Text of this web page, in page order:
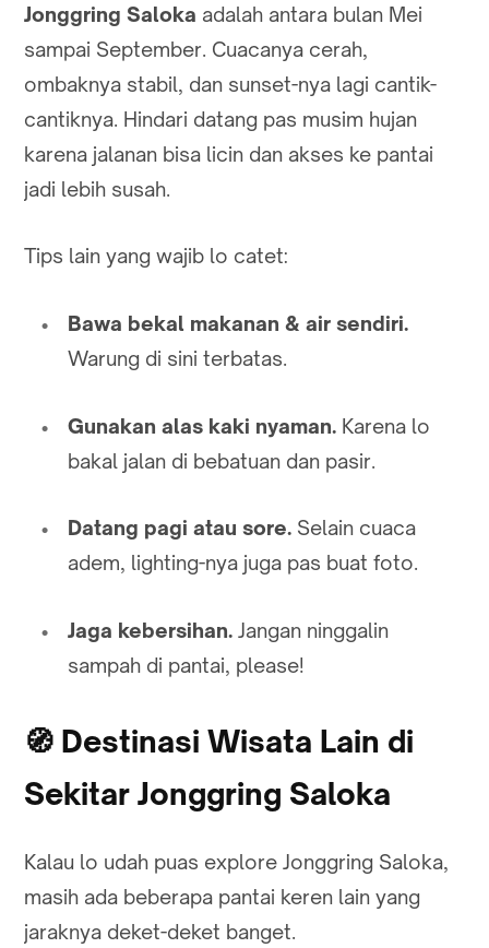
Jonggring Saloka adalah antara bulan Mei
sampai September. Cuacanya cerah,
ombaknya stabil, dan sunset-nya lagi cantik-
cantiknya. Hindari datang pas musim hujan
karena jalanan bisa licin dan akses ke pantai
jadi lebih susah.
Tips lain yang wajib lo catet:
Bawa bekal makanan & air sendiri.
Warung di sini terbatas.
Gunakan alas kaki nyaman. Karena lo
bakal jalan di bebatuan dan pasir.
Datang pagi atau sore. Selain cuaca
adem, lighting-nya juga pas buat foto.
Jaga kebersihan. Jangan ninggalin
sampah di pantai, please!
🧭 Destinasi Wisata Lain di
Sekitar Jonggring Saloka
Kalau lo udah puas explore Jonggring Saloka,
masih ada beberapa pantai keren lain yang
jaraknya deket-deket banget.